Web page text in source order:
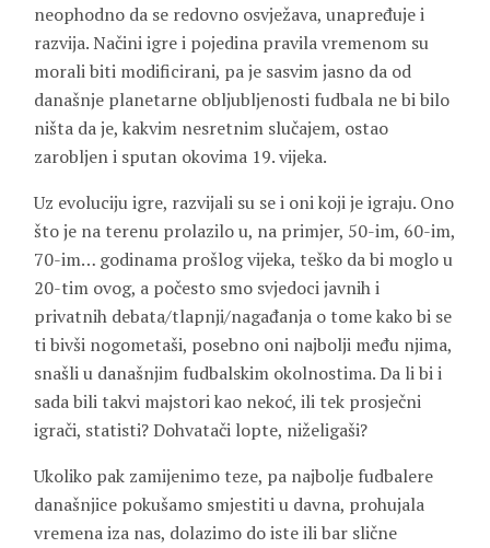
neophodno da se redovno osvježava, unapređuje i
razvija. Načini igre i pojedina pravila vremenom su
morali biti modificirani, pa je sasvim jasno da od
današnje planetarne obljubljenosti fudbala ne bi bilo
ništa da je, kakvim nesretnim slučajem, ostao
zarobljen i sputan okovima 19. vijeka.
Uz evoluciju igre, razvijali su se i oni koji je igraju. Ono
što je na terenu prolazilo u, na primjer, 50-im, 60-im,
70-im… godinama prošlog vijeka, teško da bi moglo u
20-tim ovog, a počesto smo svjedoci javnih i
privatnih debata/tlapnji/nagađanja o tome kako bi se
ti bivši nogometaši, posebno oni najbolji među njima,
snašli u današnjim fudbalskim okolnostima. Da li bi i
sada bili takvi majstori kao nekoć, ili tek prosječni
igrači, statisti? Dohvatači lopte, niželigaši?
Ukoliko pak zamijenimo teze, pa najbolje fudbalere
današnjice pokušamo smjestiti u davna, prohujala
vremena iza nas, dolazimo do iste ili bar slične